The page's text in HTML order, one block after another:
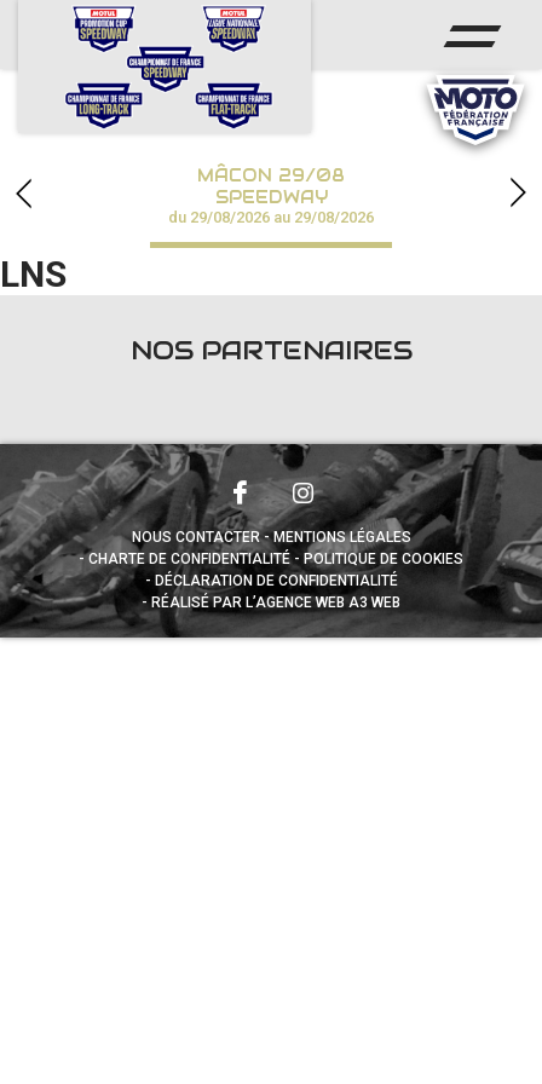
ACCUEIL
CALENDRIER
CHAMPIONNATS
RÉSULTATS
SPEEDWAY ACADÉMIE
PHOTOS / VIDÉOS
MÂCON 29/08
SPEEDWAY
du 29/08/2026 au 29/08/2026
LNS
NOS PARTENAIRES
NOUS CONTACTER
MENTIONS LÉGALES
CHARTE DE CONFIDENTIALITÉ
POLITIQUE DE COOKIES
DÉCLARATION DE CONFIDENTIALITÉ
RÉALISÉ PAR L’AGENCE WEB A3 WEB